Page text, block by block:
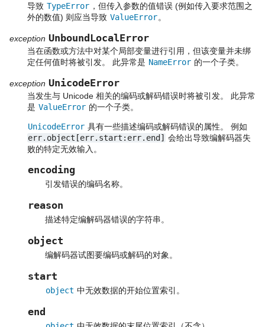
导致 TypeError ，但传入参数的值错误 (例如传入要求范围之
外的数值) 则应当导致 ValueError。
exception UnboundLocalError
当在函数或方法中对某个局部变量进行引用，但该变量并未绑
定任何值时将被引发。 此异常是 NameError 的一个子类。
exception UnicodeError
当发生与 Unicode 相关的编码或解码错误时将被引发。 此异常
是 ValueError 的一个子类。
UnicodeError 具有一些描述编码或解码错误的属性。 例如
err.object[err.start:err.end] 会给出导致编解码器失
败的特定无效输入。
encoding
引发错误的编码名称。
reason
描述特定编解码器错误的字符串。
object
编解码器试图要编码或解码的对象。
start
object 中无效数据的开始位置索引。
end